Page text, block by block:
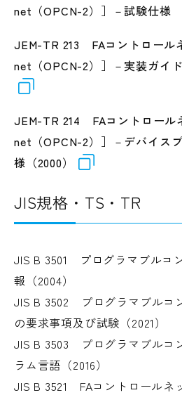
net（OPCN-2）］－試験仕様 （
JEM-TR 213 FAコントロール
net（OPCN-2）］－実装ガイド
JEM-TR 214 FAコントロール
net（OPCN-2）］－デバイス
様（2000）
JIS規格・TS・TR
JIS B 3501 プログラマブルコ
報（2004）
JIS B 3502 プログラマブルコ
の要求事項及び試験（2021）
JIS B 3503 プログラマブルコ
ラム言語（2016）
JIS B 3521 FAコントロールネ